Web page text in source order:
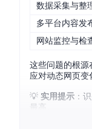
数据采集与整
多平台内容发
网站监控与检
这些问题的根源
应对动态网页变
💡 实用提示 ：
最高。